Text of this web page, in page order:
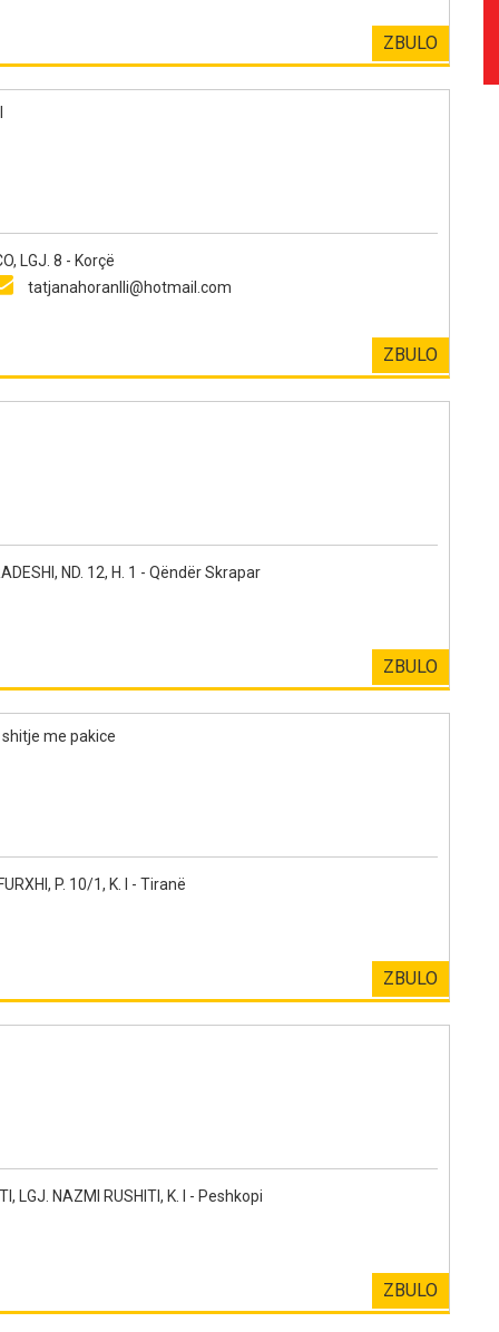
ZBULO
LGJ. 8 - Korçë
tatjanahoranlli@hotmail.com
ZBULO
ND. 12, H. 1 - Qëndër Skrapar
ZBULO
me pakice
P. 10/1, K. I - Tiranë
ZBULO
LGJ. NAZMI RUSHITI, K. I - Peshkopi
ZBULO